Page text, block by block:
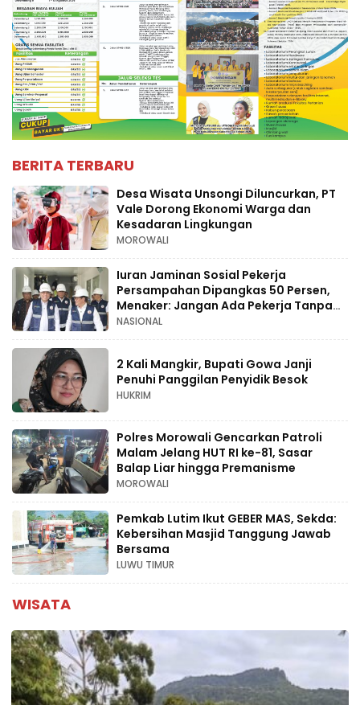
BERITA TERBARU
Desa Wisata Unsongi Diluncurkan, PT
Vale Dorong Ekonomi Warga dan
Kesadaran Lingkungan
MOROWALI
Iuran Jaminan Sosial Pekerja
Persampahan Dipangkas 50 Persen,
Menaker: Jangan Ada Pekerja Tanpa
Perlindungan
NASIONAL
2 Kali Mangkir, Bupati Gowa Janji
Penuhi Panggilan Penyidik Besok
HUKRIM
Polres Morowali Gencarkan Patroli
Malam Jelang HUT RI ke-81, Sasar
Balap Liar hingga Premanisme
MOROWALI
Pemkab Lutim Ikut GEBER MAS, Sekda:
Kebersihan Masjid Tanggung Jawab
Bersama
LUWU TIMUR
WISATA